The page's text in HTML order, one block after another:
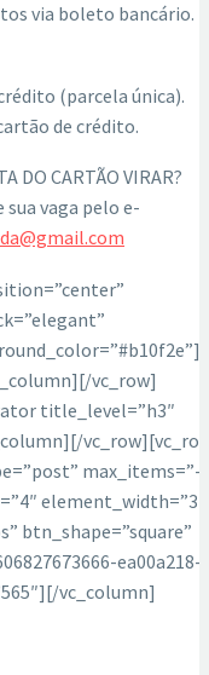
via boleto bancário.
(parcela única).
de crédito.
DO CARTÃO VIRAR?
sua vaga pelo e-
vc_row]
title_level=”h3″
max_items=”-
element_width=”3″
btn_shape=”square”
ea00a218-
vc_column]